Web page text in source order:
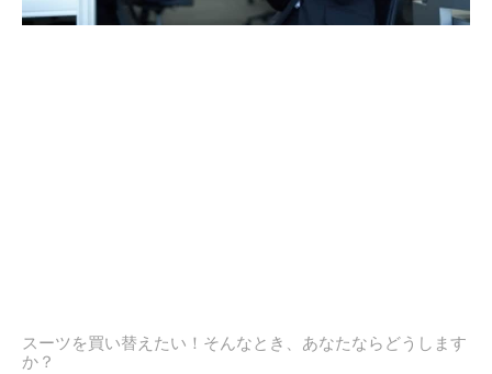
スーツを買い替えたい！そんなとき、あなたならどうします
か？